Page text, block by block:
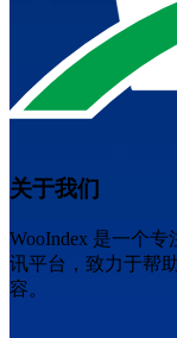
关于我们
WooIndex 是一个
讯平台，致力于帮
容。